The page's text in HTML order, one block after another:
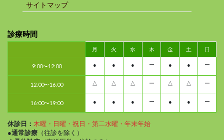
サイトマップ
診療時間
月 火 水 木 金 土 日
9:00〜12:00 ● ● ● ー ● ● ー
12:00〜16:00 △ △ △ ー △ △ ー
16:00〜19:00 ● ● ● ー ● ● ー
休診日： 木曜・日曜・祝日・第二水曜・年末年始
●通常診療 （往診を除く）